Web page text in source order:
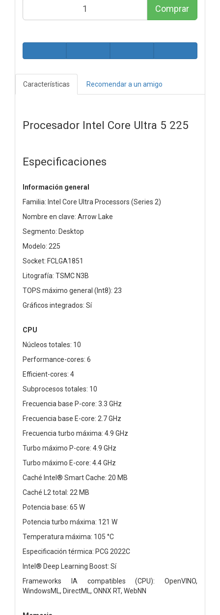
Comprar
Características Recomendar a un amigo
Procesador Intel Core Ultra 5 225
Especificaciones
Información general
Familia: Intel Core Ultra Processors (Series 2)
Nombre en clave: Arrow Lake
Segmento: Desktop
Modelo: 225
Socket: FCLGA1851
Litografía: TSMC N3B
TOPS máximo general (Int8): 23
Gráficos integrados: Sí
CPU
Núcleos totales: 10
Performance-cores: 6
Efficient-cores: 4
Subprocesos totales: 10
Frecuencia base P-core: 3.3 GHz
Frecuencia base E-core: 2.7 GHz
Frecuencia turbo máxima: 4.9 GHz
Turbo máximo P-core: 4.9 GHz
Turbo máximo E-core: 4.4 GHz
Caché Intel® Smart Cache: 20 MB
Caché L2 total: 22 MB
Potencia base: 65 W
Potencia turbo máxima: 121 W
Temperatura máxima: 105 °C
Especificación térmica: PCG 2022C
Intel® Deep Learning Boost: Sí
Frameworks IA compatibles (CPU): OpenVINO,
WindowsML, DirectML, ONNX RT, WebNN